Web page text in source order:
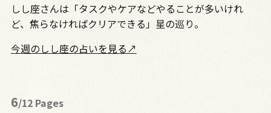
しし座さんは「タスクやケアなどやることが多いけれ
ど、焦らなければクリアできる」星の巡り。
今週のしし座の占いを見る↗
6/12 Pages